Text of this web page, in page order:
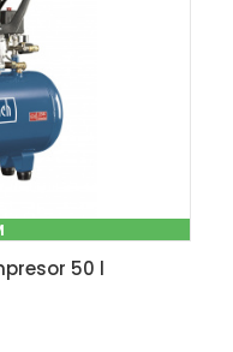
50 l